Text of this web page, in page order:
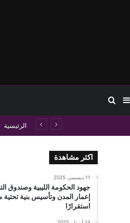
إضافة عمود جانبي
بحث عن
الرئيسية
اكثر مشاهدة
11 ديسمبر، 2025
جهود الحكومة الليبية وصندوق
إعمار المدن وتأسيس بنية تحتية
استقرارًا